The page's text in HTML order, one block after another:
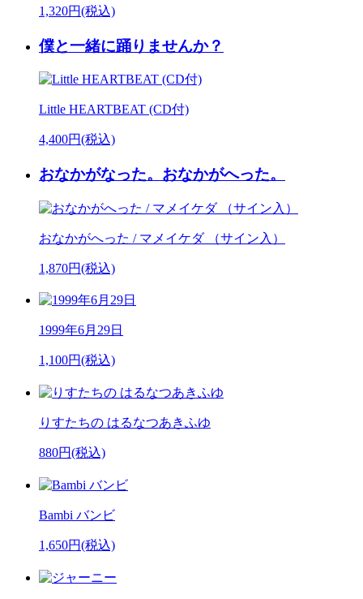
1,320円(税込)
僕と一緒に踊りませんか？
Little HEARTBEAT (CD付)
4,400円(税込)
おなかがなった。おなかがへった。
おなかがへった / マメイケダ （サイン入）
1,870円(税込)
1999年6月29日
1,100円(税込)
りすたちの はるなつあきふゆ
880円(税込)
Bambi バンビ
1,650円(税込)